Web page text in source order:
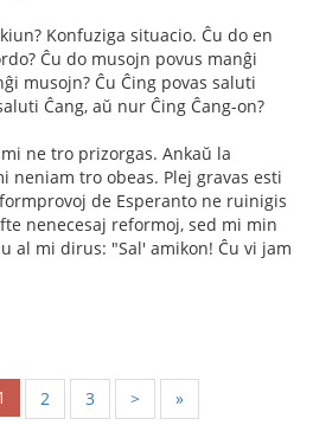
Konfuziga situacio. Ĉu do en
Ĉu do musojn povus manĝi
musojn? Ĉu Ĉing povas saluti
Ĉang, aŭ nur Ĉing Ĉang-on?
ne tro prizorgas. Ankaŭ la
neniam tro obeas. Plej gravas esti
de Esperanto ne ruinigis
nenecesaj reformoj, sed mi min
al mi dirus: "Sal' amikon! Ĉu vi jam
2 3 > »